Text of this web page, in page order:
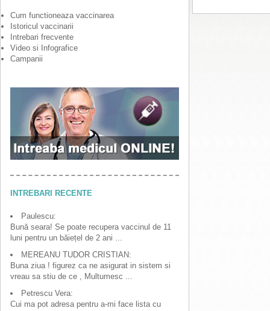
Cum functioneaza vaccinarea
Istoricul vaccinarii
Intrebari frecvente
Video si Infografice
Campanii
INTREBARI RECENTE
Paulescu:
Bună seara! Se poate recupera vaccinul de 11
luni pentru un băiețel de 2 ani ...
MEREANU TUDOR CRISTIAN:
Buna ziua ! figurez ca ne asigurat in sistem si
vreau sa stiu de ce , Multumesc ...
Petrescu Vera:
Cui ma pot adresa pentru a-mi face lista cu